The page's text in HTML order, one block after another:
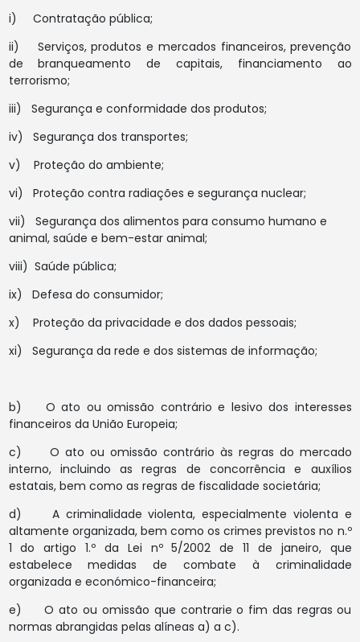
i) Contratação pública;
ii) Serviços, produtos e mercados financeiros, prevenção
de branqueamento de capitais, financiamento ao
terrorismo;
iii) Segurança e conformidade dos produtos;
iv) Segurança dos transportes;
v) Proteção do ambiente;
vi) Proteção contra radiações e segurança nuclear;
vii) Segurança dos alimentos para consumo humano e
animal, saúde e bem-estar animal;
viii) Saúde pública;
ix) Defesa do consumidor;
x) Proteção da privacidade e dos dados pessoais;
xi) Segurança da rede e dos sistemas de informação;
b) O ato ou omissão contrário e lesivo dos interesses
financeiros da União Europeia;
c) O ato ou omissão contrário às regras do mercado
interno, incluindo as regras de concorrência e auxílios
estatais, bem como as regras de fiscalidade societária;
d) A criminalidade violenta, especialmente violenta e
altamente organizada, bem como os crimes previstos no n.º
1 do artigo 1.º da Lei nº 5/2002 de 11 de janeiro, que
estabelece medidas de combate à criminalidade
organizada e económico-financeira;
e) O ato ou omissão que contrarie o fim das regras ou
normas abrangidas pelas alíneas a) a c).